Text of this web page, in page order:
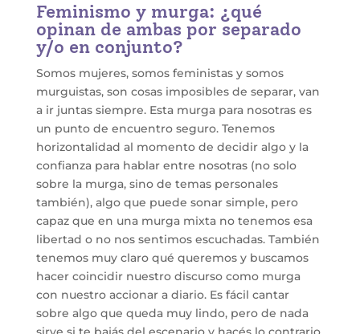
Feminismo y murga: ¿qué
opinan de ambas por separado
y/o en conjunto?
Somos mujeres, somos feministas y somos
murguistas, son cosas imposibles de separar, van
a ir juntas siempre. Esta murga para nosotras es
un punto de encuentro seguro. Tenemos
horizontalidad al momento de decidir algo y la
confianza para hablar entre nosotras (no solo
sobre la murga, sino de temas personales
también), algo que puede sonar simple, pero
capaz que en una murga mixta no tenemos esa
libertad o no nos sentimos escuchadas. También
tenemos muy claro qué queremos y buscamos
hacer coincidir nuestro discurso como murga
con nuestro accionar a diario. Es fácil cantar
sobre algo que queda muy lindo, pero de nada